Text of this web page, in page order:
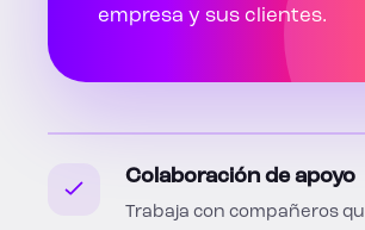
empresa y sus clientes.
Colaboración de apoyo
Trabaja con compañeros